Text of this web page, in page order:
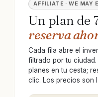
AFFILIATE · WE MAY
Un plan de
reserva
Cada fila abre el
filtrado por tu
planes en tu cesta;
clic. Los precios son